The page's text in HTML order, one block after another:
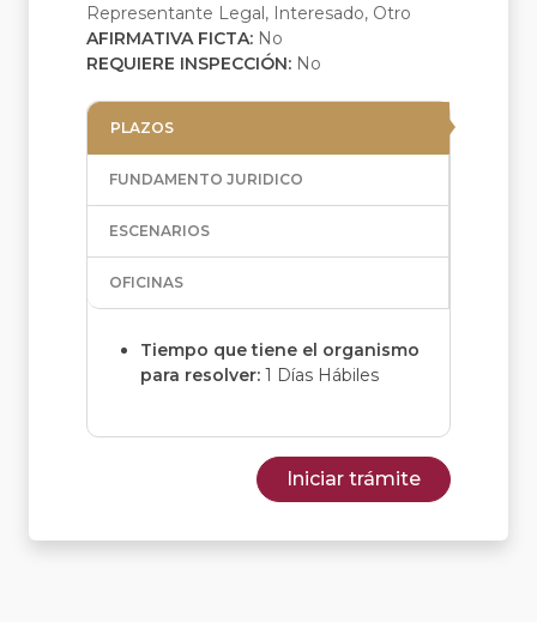
Representante Legal, Interesado, Otro
AFIRMATIVA FICTA: No
REQUIERE INSPECCIÓN: No
PLAZOS
FUNDAMENTO JURIDICO
ESCENARIOS
OFICINAS
Tiempo que tiene el organismo
para resolver: 1 Días Hábiles
Iniciar trámite